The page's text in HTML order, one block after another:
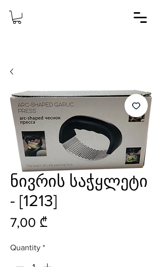
ნივრის საჭყლეტი
- [1213]
7,00 ₾
Quantity *